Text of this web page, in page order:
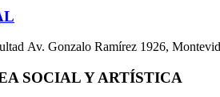
Av. Gonzalo Ramírez 1926,
SOCIAL Y ARTÍSTICA